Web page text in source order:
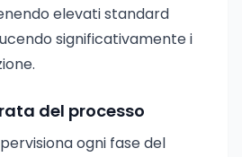
elevati standard
significativamente i
del processo
ogni fase del